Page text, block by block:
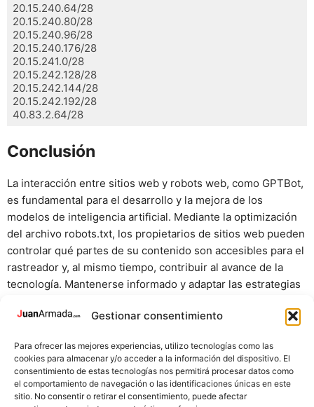
Gestionar consentimiento
Para ofrecer las mejores experiencias, utilizo tecnologías como las
cookies para almacenar y/o acceder a la información del dispositivo. El
consentimiento de estas tecnologías nos permitirá procesar datos como
el comportamiento de navegación o las identificaciones únicas en este
sitio. No consentir o retirar el consentimiento, puede afectar
20.15.240.64/28
20.15.240.80/28
20.15.240.96/28
20.15.240.176/28
20.15.241.0/28
20.15.242.128/28
20.15.242.144/28
20.15.242.192/28
40.83.2.64/28
Conclusión
La interacción entre sitios web y robots web, como GPTBot,
es fundamental para el desarrollo y la mejora de los
modelos de inteligencia artificial. Mediante la optimización
del archivo robots.txt, los propietarios de sitios web pueden
controlar qué partes de su contenido son accesibles para el
rastreador y, al mismo tiempo, contribuir al avance de la
tecnología. Mantenerse informado y adaptar las estrategias
evolución.
Espero que este post te haya resultado interesante.
¡Nos vemos en el siguiente, ciao!!